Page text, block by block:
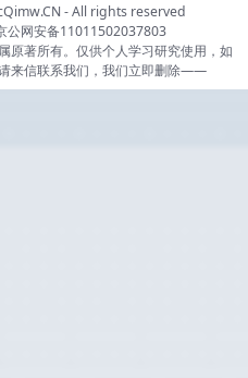
- All rights reserved
公网安备11011502037803
著所有。仅供个人学习研究使用，如
来信联系我们，我们立即删除——